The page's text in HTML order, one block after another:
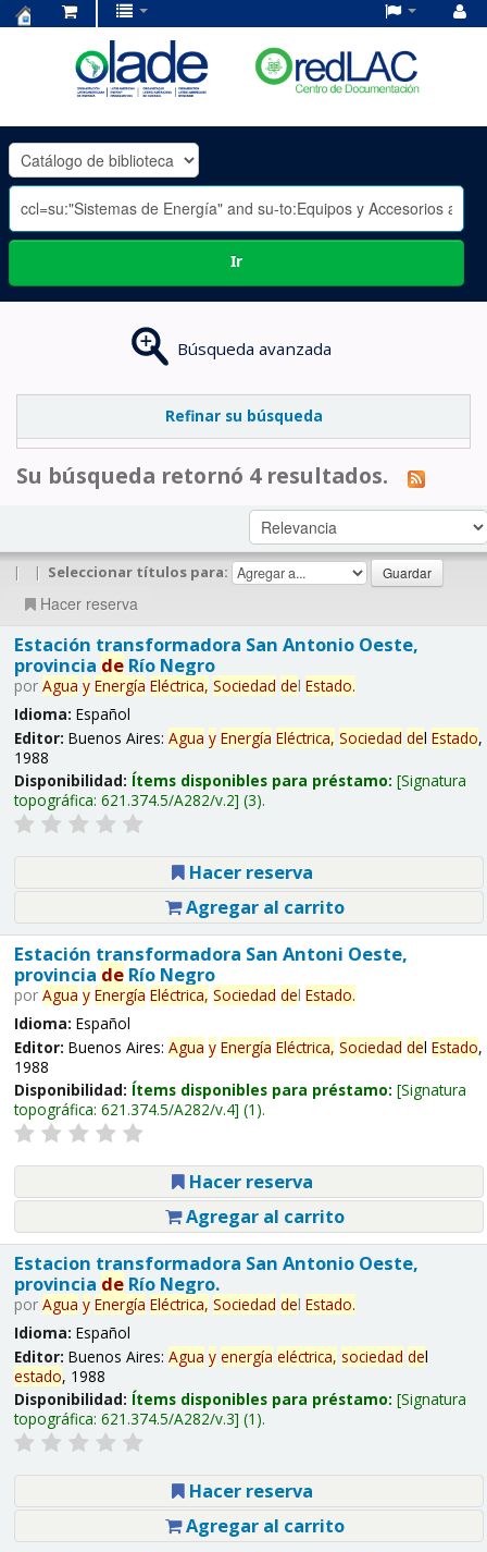
OLADE
-
Ir
Búsqueda avanzada
Refinar su búsqueda
Su búsqueda retornó 4 resultados.
| | Seleccionar títulos para:
Hacer reserva
Estación transformadora San Antonio Oeste,
provincia deRío Negro
por Agua y Energía Eléctrica, Sociedad del Estado.
Idioma: Español
Editor: Buenos Aires: Agua y Energía Eléctrica, Sociedad del Estado,
1988
Disponibilidad: Ítems disponibles para préstamo: Signatura
topográfica: 621.374.5/A282/v.2 (3).
Hacer reserva
Agregar al carrito
Estación transformadora San Antoni Oeste,
provincia deRío Negro
por Agua y Energía Eléctrica, Sociedad del Estado.
Idioma: Español
Editor: Buenos Aires: Agua y Energía Eléctrica, Sociedad del Estado,
1988
Disponibilidad: Ítems disponibles para préstamo: Signatura
topográfica: 621.374.5/A282/v.4 (1).
Hacer reserva
Agregar al carrito
Estacion transformadora San Antonio Oeste,
provincia deRío Negro.
por Agua y Energía Eléctrica, Sociedad del Estado.
Idioma: Español
Editor: Buenos Aires: Agua y energía eléctrica, sociedad del
estado, 1988
Disponibilidad: Ítems disponibles para préstamo: Signatura
topográfica: 621.374.5/A282/v.3 (1).
Hacer reserva
Agregar al carrito